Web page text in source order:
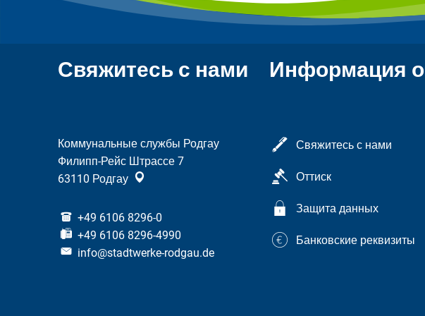
Свяжитесь с нами
Коммунальные службы Родгау
Филипп-Рейс Штрассе 7
63110 Родгау
+49 6106 8296-0
+49 6106 8296-4990
info@stadtwerke-rodgau.de
Информация о
Свяжитесь с нами
Оттиск
Защита данных
Банковские реквизиты